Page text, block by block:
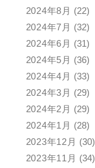
2024年8月 (22)
2024年7月 (32)
2024年6月 (31)
2024年5月 (36)
2024年4月 (33)
2024年3月 (29)
2024年2月 (29)
2024年1月 (28)
2023年12月 (30)
2023年11月 (34)